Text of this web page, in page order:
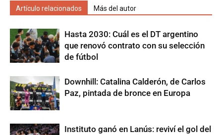
Artículo relacionados Más del autor
Hasta 2030: Cuál es el DT argentino
que renovó contrato con su selección
de fútbol
Downhill: Catalina Calderón, de Carlos
Paz, pintada de bronce en Europa
Instituto ganó en Lanús: reviví el gol del